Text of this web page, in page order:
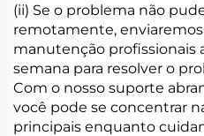
(ii) Se o problema não
remotamente,
manutenção profissionais
semana para resolver o
Com o nosso suporte
você pode se concentrar
principais enquanto